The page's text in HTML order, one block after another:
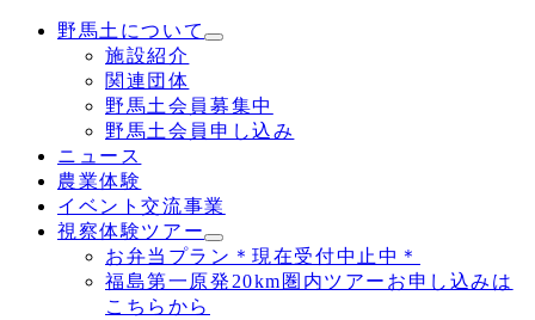
野馬土について
施設紹介
関連団体
野馬土会員募集中
野馬土会員申し込み
ニュース
農業体験
イベント交流事業
視察体験ツアー
お弁当プラン＊現在受付中止中＊
福島第一原発20km圏内ツアーお申し込みは
こちらから